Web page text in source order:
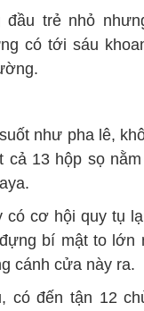
trẻ nhỏ
có tới sáu
như pha lê,
13 hộp sọ
cơ hội quy tụ
bí mật to lớn
cánh cửa này ra.
có đến tận 12